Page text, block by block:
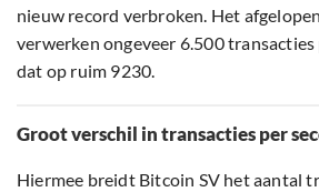
nieuw record verbroken. Het
verwerken ongeveer 6.500
dat op ruim 9230.
Groot verschil in transacties per
Hiermee breidt Bitcoin SV het aantal